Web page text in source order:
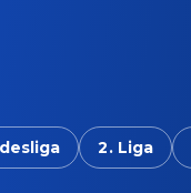
2. Liga